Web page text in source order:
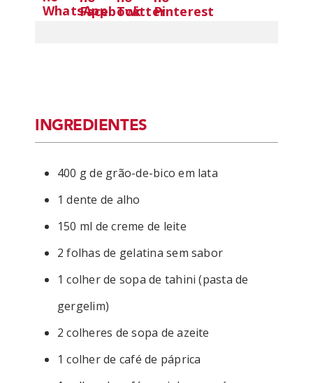
INGREDIENTES
400 g de grão-de-bico em lata
1 dente de alho
150 ml de creme de leite
2 folhas de gelatina sem sabor
1 colher de sopa de tahini (pasta de
gergelim)
2 colheres de sopa de azeite
1 colher de café de páprica